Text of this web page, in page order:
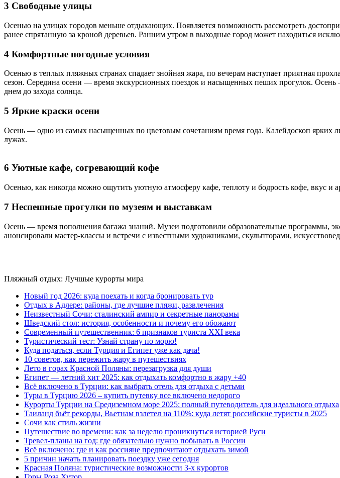
3 Свободные улицы
Осенью на улицах городов меньше отдыхающих. Появляется возможность рассмотреть
ранее спрятанную за кроной деревьев. Ранним утром в выходные город может находиться
4 Комфортные погодные условия
Осенью в теплых пляжных странах спадает знойная жара, по вечерам наступает приятная
сезон. Середина осени — время экскурсионных поездок и насыщенных пеших прогулок.
днем до захода солнца.
5 Яркие краски осени
Осень — одно из самых насыщенных по цветовым сочетаниям время года. Калейдоскоп ярких
лужах.
6 Уютные кафе, согревающий кофе
Осенью, как никогда можно ощутить уютную атмосферу кафе, теплоту и бодрость кофе, вкус и
7 Неспешные прогулки по музеям и выставкам
Осень — время пополнения багажа знаний. Музеи подготовили образовательные программы,
анонсировали мастер-классы и встречи с известными художниками, скульпторами,
Пляжный отдых: Лучшые курорты мира
Новый год 2026: куда поехать и когда бронировать тур
Отдых в Адлере: районы, где лучшие пляжи, развлечения
Неизвестный Сочи: сталинский ампир и секретные панорамы
Шведский стол: история, особенности и почему его обожают
Современный путешественник: 6 признаков туриста XXI века
Туристический тест: Узнай страну по морю!
Куда податься, если Турция и Египет уже как дача!
10 советов, как пережить жару в путешествиях
Лето в горах Красной Поляны: перезагрузка для души
Египет — летний хит 2025: как отдыхать комфортно в жару +40
Всё включено в Турции: как выбрать отель для отдыха с детьми
Туры в Турцию 2026 – купить путевку все включено недорого
Курорты Турции на Средиземном море 2025: полный путеводитель для идеального отдыха
Таиланд бьёт рекорды, Вьетнам взлетел на 110%: куда летят российские туристы в 2025
Сочи как стиль жизни
Путешествие во времени: как за неделю проникнуться историей Руси
Тревел-планы на год: где обязательно нужно побывать в России
Всё включено: где и как россияне предпочитают отдыхать зимой
5 причин начать планировать поездку уже сегодня
Красная Поляна: туристические возможности 3-х курортов